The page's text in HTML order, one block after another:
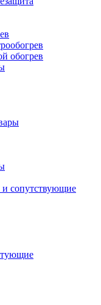
обогрев
сопутствующие